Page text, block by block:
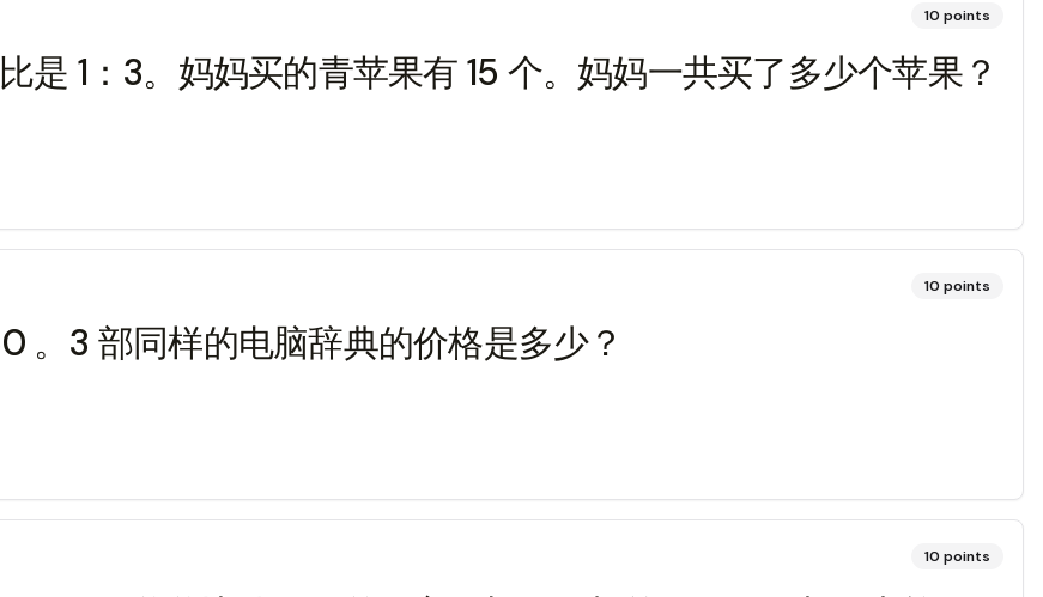
10 points
是 1：3。妈妈买的青苹果有 15 个。妈妈一共买了多少个苹果？
10 points
。3 部同样的电脑辞典的价格是多少？
10 points